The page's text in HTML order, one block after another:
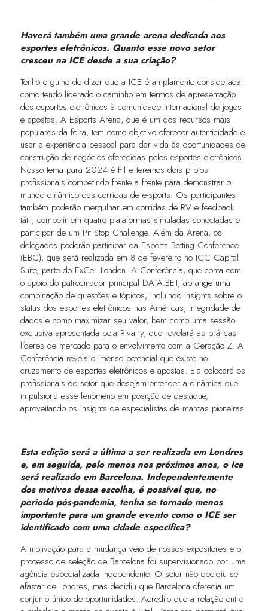
Haverá também uma grande arena dedicada aos
esportes eletrônicos. Quanto esse novo setor
cresceu na ICE desde a sua criação?
Tenho orgulho de dizer que a ICE é amplamente considerada
como tendo liderado o caminho em termos de apresentação
dos esportes eletrônicos à comunidade internacional de jogos
e apostas. A Esports Arena, que é um dos recursos mais
populares da feira, tem como objetivo oferecer autenticidade e
usar a experiência pessoal para dar vida às oportunidades de
construção de negócios oferecidas pelos esportes eletrônicos.
Nosso tema para 2024 é F1 e teremos dois pilotos
profissionais competindo frente a frente para demonstrar o
mundo dinâmico das corridas de e-sports. Os participantes
também poderão mergulhar em corridas de RV e feedback
tátil, competir em quatro plataformas simuladas conectadas e
participar de um Pit Stop Challenge. Além da Arena, os
delegados poderão participar da Esports Betting Conference
(EBC), que será realizada em 8 de fevereiro no ICC Capital
Suite, parte do ExCeL London. A Conferência, que conta com
o apoio do patrocinador principal DATA.BET, abrange uma
combinação de questões e tópicos, incluindo insights sobre o
status dos esportes eletrônicos nas Américas, integridade de
dados e como maximizar seu valor, bem como uma sessão
exclusiva apresentada pela Rivalry, que revelará as práticas
líderes de mercado para o envolvimento com a Geração Z. A
Conferência revela o imenso potencial que existe no
cruzamento de esportes eletrônicos e apostas. Ela colocará os
profissionais do setor que desejam entender a dinâmica que
impulsiona esse fenômeno em posição de destaque,
aproveitando os insights de especialistas de marcas pioneiras.
Esta edição será a última a ser realizada em Londres
e, em seguida, pelo menos nos próximos anos, o Ice
será realizado em Barcelona. Independentemente
dos motivos dessa escolha, é possível que, no
período pós-pandemia, tenha se tornado menos
importante para um grande evento como o ICE ser
identificado com uma cidade específica?
A motivação para a mudança veio de nossos expositores e o
processo de seleção de Barcelona foi supervisionado por uma
agência especializada independente. O setor não decidiu se
afastar de Londres, mas decidiu que Barcelona oferecia um
conjunto único de oportunidades. Acredito que a relação entre